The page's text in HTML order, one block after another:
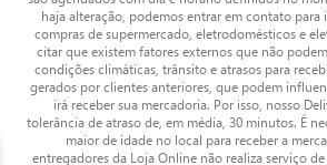
haja alteração, podemos entrar em contato para
compras de supermercado, eletrodomésticos e
citar que existem fatores externos que não
condições climáticas, trânsito e atrasos para
gerados por clientes anteriores, que podem
irá receber sua mercadoria. Por isso, nosso
tolerância de atraso de, em média, 30 minutos. É
maior de idade no local para receber a
entregadores da Loja Online não realiza serviço